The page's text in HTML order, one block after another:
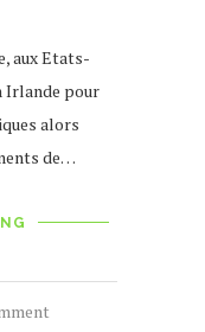
aux Etats-
Irlande pour
alors
de…